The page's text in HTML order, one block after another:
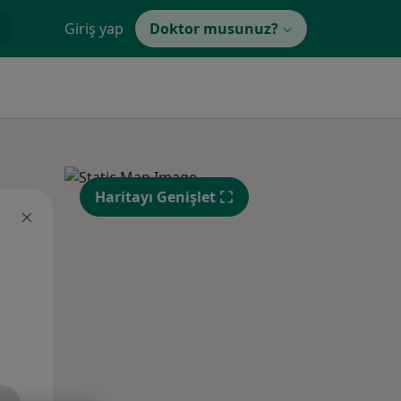
Giriş yap Doktor musunuz?
Haritayı Genişlet